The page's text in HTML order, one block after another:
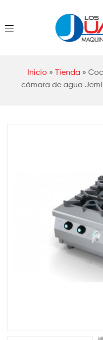
Los
Inicio » Tienda »
cámara de agua Jemi
Los